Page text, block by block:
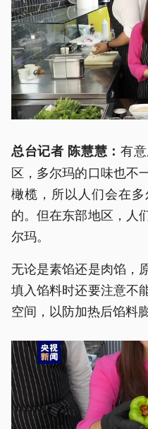
总台记者 陈慧慧：有
区，多尔玛的口味也不
橄榄，所以人们会在
的。但在东部地区，人
尔玛。
无论是素馅还是肉馅，
填入馅料时还要注意不
空间，以防加热后馅料